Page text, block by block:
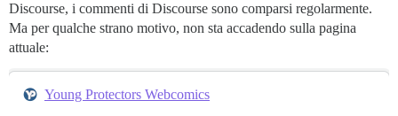
Discourse, i commenti di Discourse sono comparsi regolarmente.
Ma per qualche strano motivo, non sta accadendo sulla pagina
attuale:
Young Protectors Webcomics